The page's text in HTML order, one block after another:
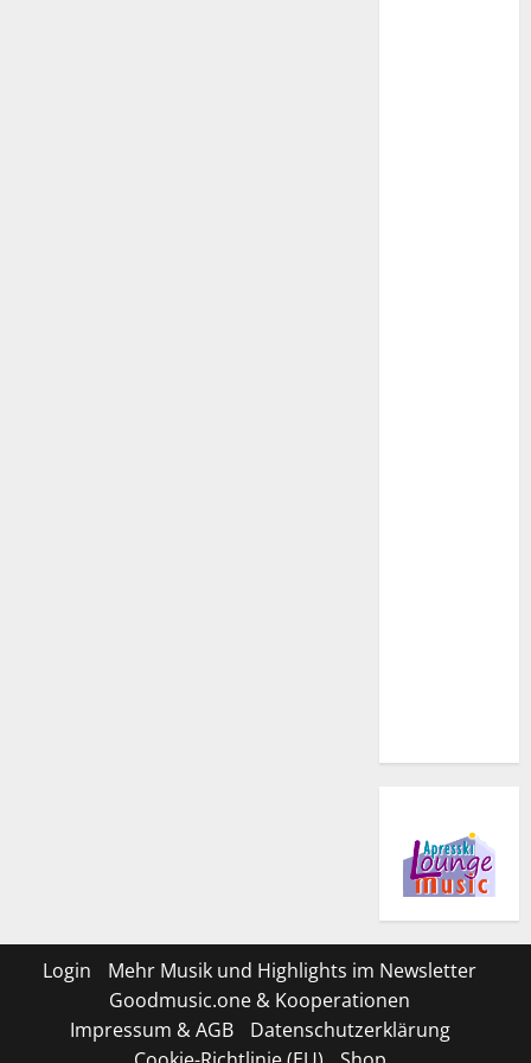
Login
Mehr Musik und Highlights im Newsletter
Goodmusic.one & Kooperationen
Impressum & AGB
Datenschutzerklärung